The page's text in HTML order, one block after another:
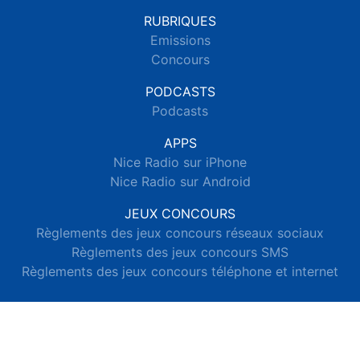
RUBRIQUES
Emissions
Concours
PODCASTS
Podcasts
APPS
Nice Radio sur iPhone
Nice Radio sur Android
JEUX CONCOURS
Règlements des jeux concours réseaux sociaux
Règlements des jeux concours SMS
Règlements des jeux concours téléphone et internet